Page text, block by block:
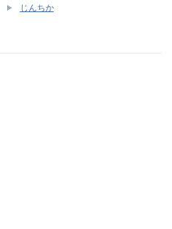
じんちか